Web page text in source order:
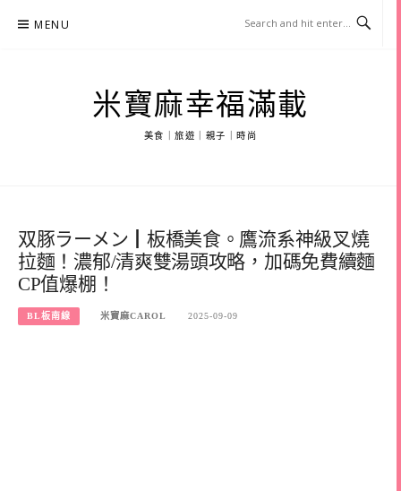
MENU
米寶麻幸福滿載
美食｜旅遊｜親子｜時尚
双豚ラーメン┃板橋美食。鷹流系神級叉燒
拉麵！濃郁/清爽雙湯頭攻略，加碼免費續麵
CP值爆棚！
BL板南線 米寶麻CAROL 2025-09-09